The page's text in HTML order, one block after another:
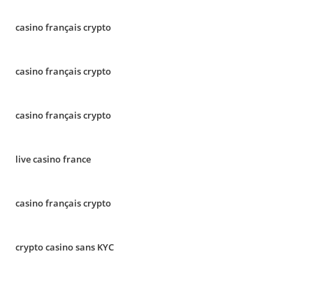
casino français crypto
casino français crypto
casino français crypto
live casino france
casino français crypto
crypto casino sans KYC